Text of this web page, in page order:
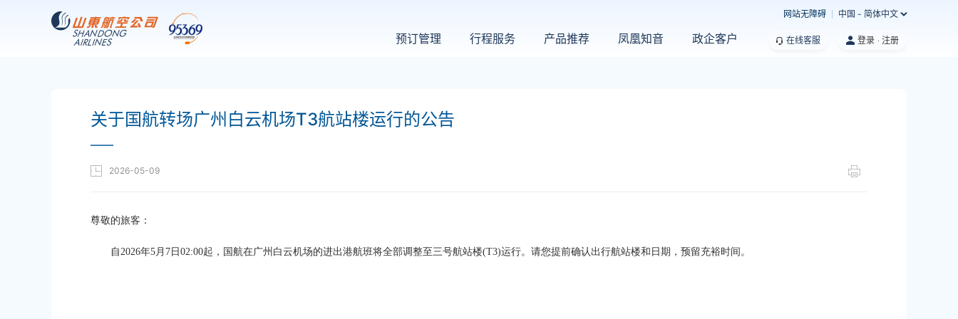
预订管理 行程服务 产品推荐 凤凰知音 政企客户
网站无障碍 中国 - 简体中文
在线客服 登录 注册
关于国航转场广州白云机场T3航站楼运行的公告
——
2026-05-09
尊敬的旅客：
自2026年5月7日02:00起，国航在广州白云机场的进出港航班将全部调整至三号航站楼(T3)运行。 请您提前确认出行航站楼和日期，预留充裕时间。